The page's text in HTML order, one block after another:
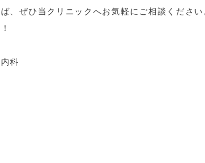
、ぜひ当クリニックへお気軽にご相談くださ
科